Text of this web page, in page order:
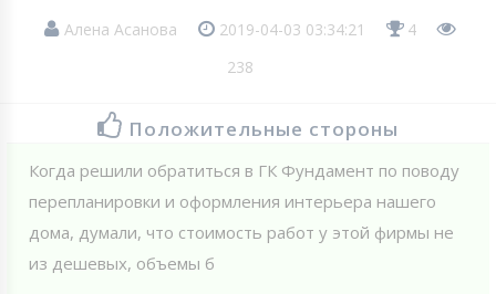
Алена Асанова 2019-04-03 03:34:21
4
238
Положительные стороны
Когда решили обратиться в ГК Фундамент по поводу
перепланировки и оформления интерьера нашего
дома, думали, что стоимость работ у этой фирмы не
из дешевых, объемы б